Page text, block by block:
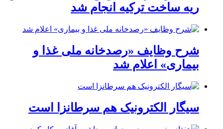
ریه ساخت ترکیه انجام شد
شرح وظایف «رصدخانه ملی غذا و
بیماری» اعلام شد
سیگار الکترونیک هم سرطانزا است